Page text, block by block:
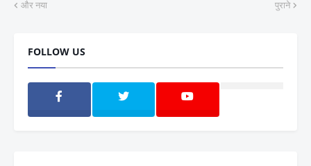
और नया पुराने
FOLLOW US